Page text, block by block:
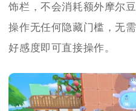
饰栏，不会消耗额外摩尔
操作无任何隐藏门槛，无
好感度即可直接操作。